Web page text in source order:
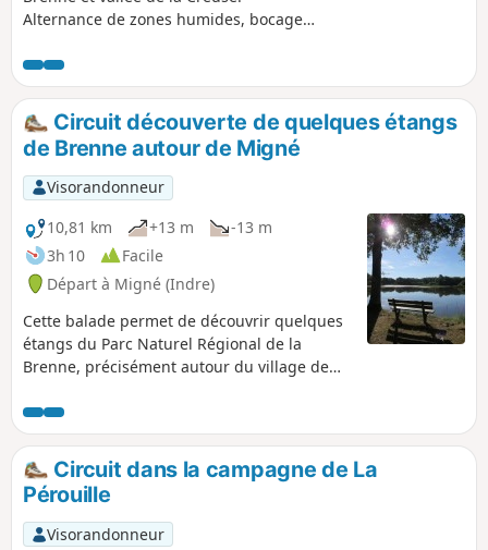
Alternance de zones humides, bocages
Circuit découverte de quelques étangs
de Brenne autour de Migné
Visorandonneur
10,81 km
+13 m
-13 m
3h 10
Facile
Départ à Migné (Indre)
Cette balade permet de découvrir quelques
étangs du Parc Naturel Régional de la
Brenne, précisément autour du village de
Circuit dans la campagne de La
Pérouille
Visorandonneur